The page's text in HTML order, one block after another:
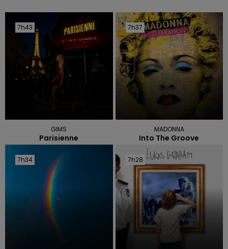
7h43
7h43
GIMS
Parisienne
7h37
7h37
MADONNA
Into The Groove
7h34
7h34 7h28
7h28